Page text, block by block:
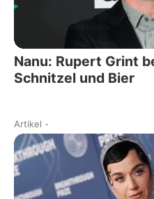
Nanu: Rupert Grint
Schnitzel und Bier
Artikel -